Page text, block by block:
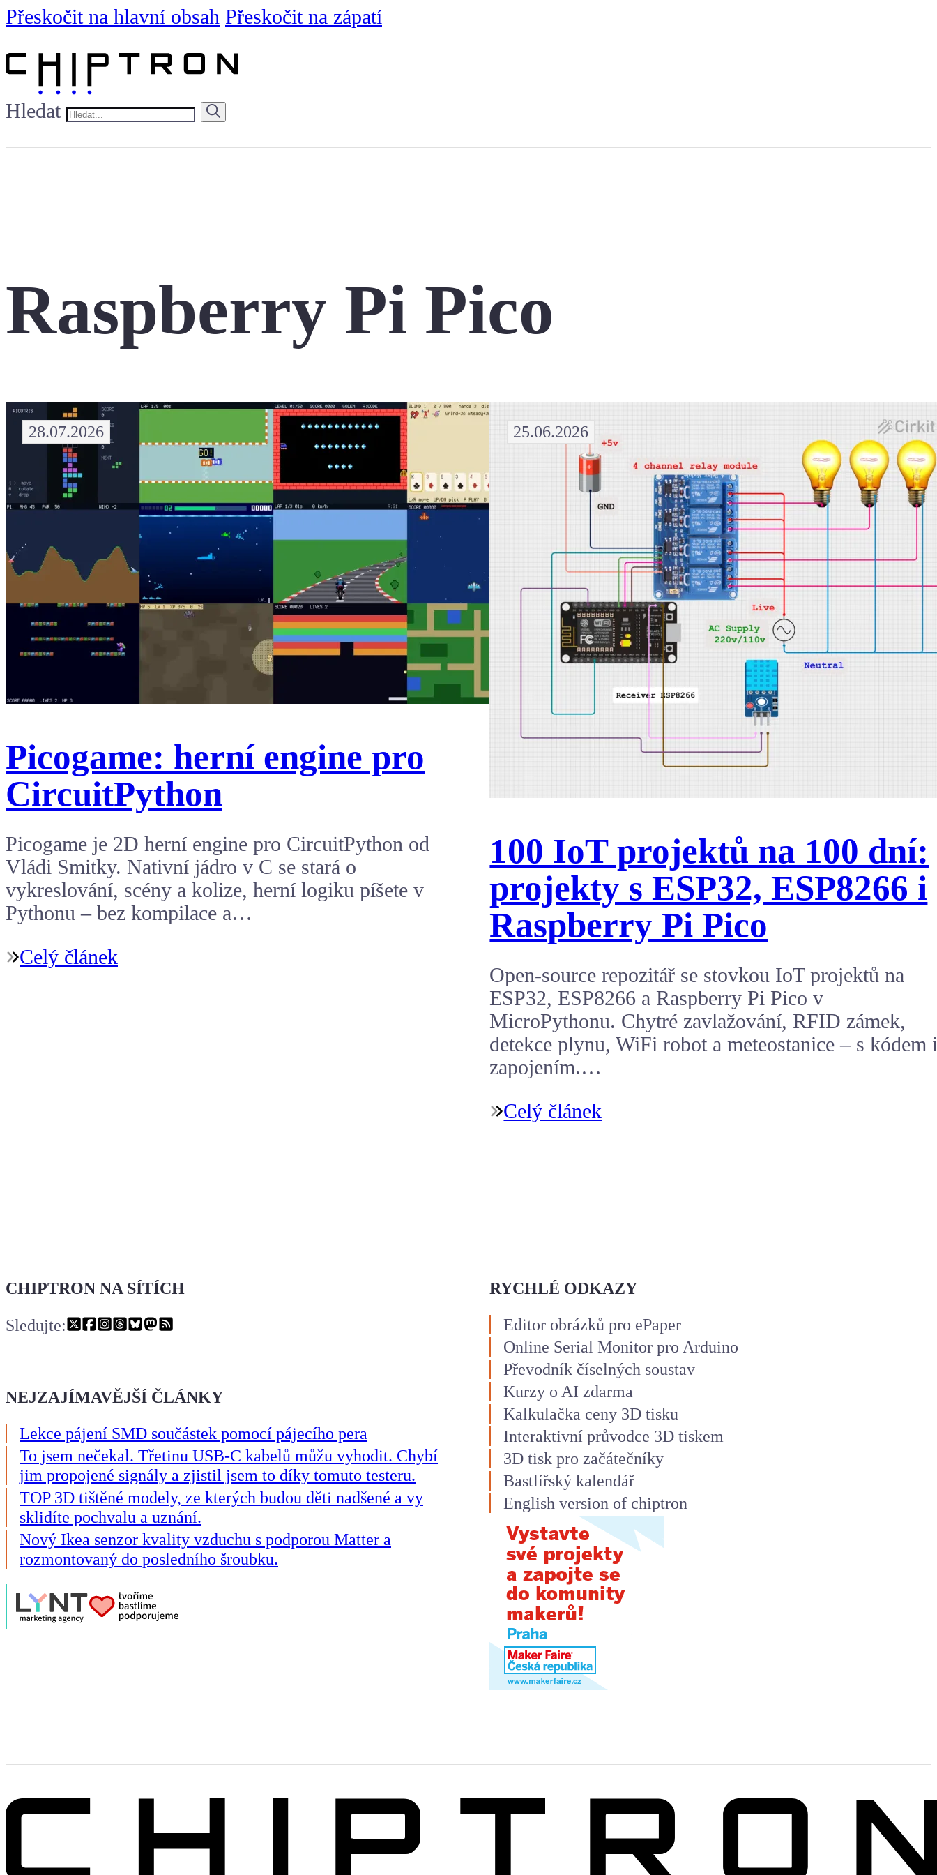
Přeskočit na hlavní obsah Přeskočit na zápatí
Hledat
Raspberry Pi Pico
28.07.2026
Picogame: herní engine pro
CircuitPython
Picogame je 2D herní engine pro CircuitPython od
Vládi Smitky. Nativní jádro v C se stará o
vykreslování, scény a kolize, herní logiku píšete v
Pythonu – bez kompilace a…
Celý článek
25.06.2026
100 IoT projektů na 100 dní:
projekty s ESP32, ESP8266 i
Raspberry Pi Pico
Open-source repozitář se stovkou IoT projektů na
ESP32, ESP8266 a Raspberry Pi Pico v
MicroPythonu. Chytré zavlažování, RFID zámek,
detekce plynu, WiFi robot a meteostanice – s kódem
zapojením.…
Celý článek
CHIPTRON NA SÍTÍCH
Sledujte:
NEJZAJÍMAVĚJŠÍ ČLÁNKY
Lekce pájení SMD součástek pomocí pájecího pera
To jsem nečekal. Třetinu USB-C kabelů můžu vyhodit. Chybí
jim propojené signály a zjistil jsem to díky tomuto testeru.
TOP 3D tištěné modely, ze kterých budou děti nadšené a vy
sklidíte pochvalu a uznání.
Nový Ikea senzor kvality vzduchu s podporou Matter a
rozmontovaný do posledního šroubku.
RYCHLÉ ODKAZY
Editor obrázků pro ePaper
Online Serial Monitor pro Arduino
Převodník číselných soustav
Kurzy o AI zdarma
Kalkulačka ceny 3D tisku
Interaktivní průvodce 3D tiskem
3D tisk pro začátečníky
Bastlířský kalendář
English version of chiptron